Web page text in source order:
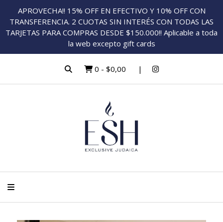
APROVECHA!! 15% OFF EN EFECTIVO Y 10% OFF CON
TRANSFERENCIA. 2 CUOTAS SIN INTERÉS CON TODAS LAS
TARJETAS PARA COMPRAS DESDE $150.000!! Aplicable a toda
la web excepto gift cards
0 - $0,00